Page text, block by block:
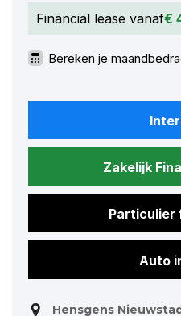
Financial lease vanaf€
Bereken je
Zakelijk
Particulier
Auto
Hensgens